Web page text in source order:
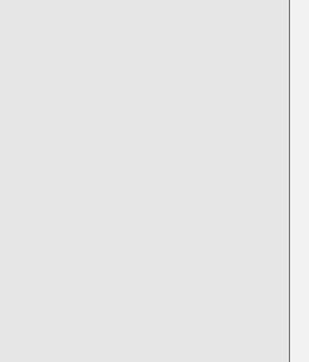
planet.com/manga/https://
series/21572/list
9781975334352/cheeky-